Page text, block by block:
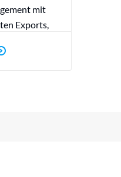
mit
Exports,
Mail